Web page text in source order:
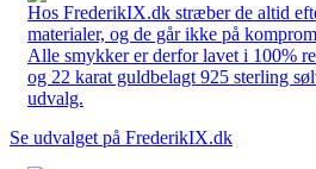
Hos FrederikIX.dk stræber de altid
materialer, og de går ikke på
Alle smykker er derfor lavet i 100%
og 22 karat guldbelagt 925 sterling
udvalg.
Se udvalget på FrederikIX.dk